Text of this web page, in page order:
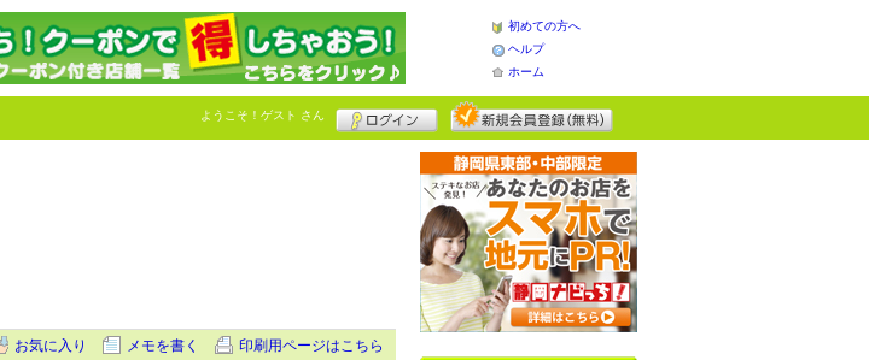
初めての方へ
ヘルプ
ホーム
ようこそ！ ゲスト さん
お気に入り メモを書く 印刷用ページはこちら